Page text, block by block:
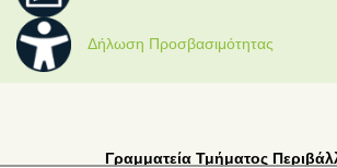
Δήλωση Προσβασιμότητας
Γραμματεία Τμήματος